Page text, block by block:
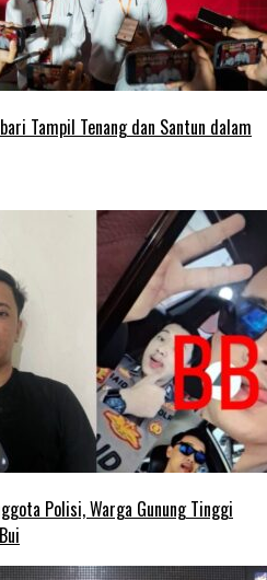
Tampil Tenang dan Santun dalam
Polisi, Warga Gunung Tinggi